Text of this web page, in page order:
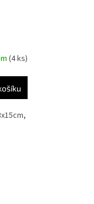
(4 ks)